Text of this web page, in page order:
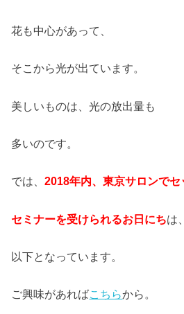
花も中心があって、
そこから光が出ています。
美しいものは、光の放出量も
多いのです。
では、2018年内、東京サロンでセ
セミナーを受けられるお日にちは、
以下となっています。
ご興味があればこちらから。